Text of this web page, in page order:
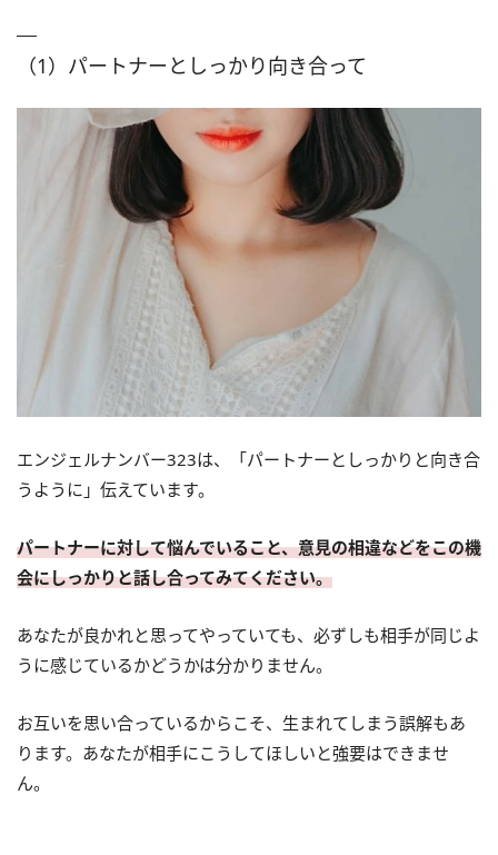
（1）パートナーとしっかり向き合って
エンジェルナンバー323は、「パートナーとしっかりと向き合
うように」伝えています。
パートナーに対して悩んでいること、意見の相違などをこの機
会にしっかりと話し合ってみてください。
あなたが良かれと思ってやっていても、必ずしも相手が同じよ
うに感じているかどうかは分かりません。
お互いを思い合っているからこそ、生まれてしまう誤解もあ
ります。あなたが相手にこうしてほしいと強要はできませ
ん。